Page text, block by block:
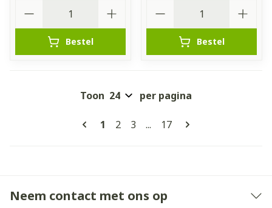
Bestel Bestel
Pagina's
U lees momenteel pagina
1 Pagina
2 Pagina
3 ... Pagina
17
Toon per pagina
Neem contact met ons op